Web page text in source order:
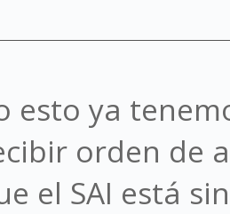
esto ya
orden de
el SAI está